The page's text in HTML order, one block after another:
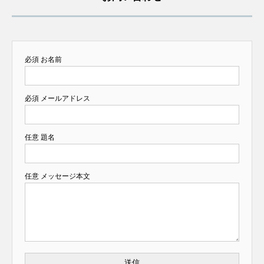
必須 お名前
必須 メールアドレス
任意 題名
任意 メッセージ本文